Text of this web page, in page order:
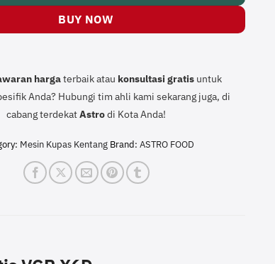
BUY NOW
hargaterbaik atau konsultasigratis untuk
Anda? Hubungi tim ahli kami sekarang juga, di
cabang terdekatAstrodi Kota Anda!
Mesin Kupas Kentang Brand: ASTRO FOOD